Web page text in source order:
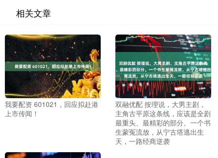
相关文章
我要配资 601021，回应拟赴港
上市传闻！
双融优配 按理说，大男主剧，
主角古平原这条线，应该是全剧
最重头、最精彩的部分。一个书
生蒙冤流放，从宁古塔逃出生
天，一路经商逆袭